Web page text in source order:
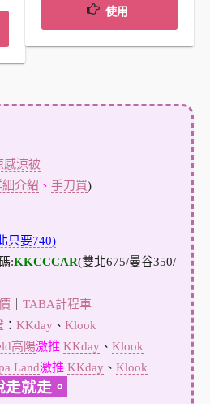
使用
感涼被
介紹 、 手刀買)
只要740)
:KKCCCAR(雙北675/曼谷350/
TABA計程車
： KKday 、 Klook
高陽激推 KKday 、 Klook
Land激推 KKday 、 Klook
就走。